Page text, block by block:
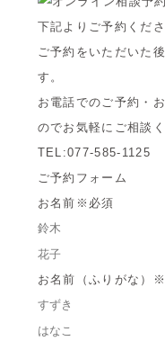
下記よりご予約くださ
ご予約をいただいた
す。
お電話でのご予約・
のでお気軽にご相談く
TEL:077-585-1125
ご予約フォーム
お名前 ※必須
お名前（ふりがな） ※